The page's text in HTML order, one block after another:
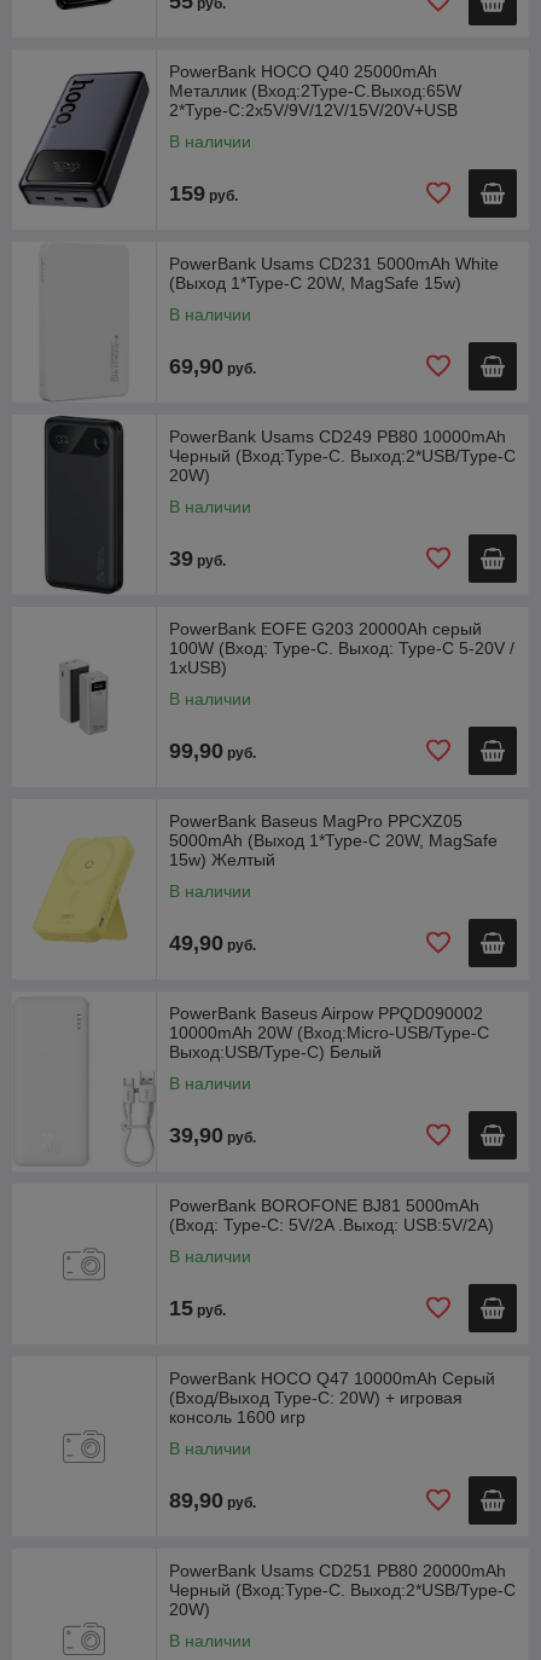
PowerBank HOCO Q40 25000mAh
Металлик (Вход:2Type-C.Выход:65W
2*Type-C:2x5V/9V/12V/15V/20V+USB
В наличии
159 руб.
PowerBank Usams CD231 5000mAh White
(Выход 1*Type-C 20W, MagSafe 15w)
В наличии
69,90 руб.
PowerBank Usams CD249 PB80 10000mAh
Черный (Вход:Type-C. Выход:2*USB/Type-C
20W)
В наличии
39 руб.
PowerBank EOFE G203 20000Ah серый
100W (Вход: Type-C. Выход: Type-C 5-20V /
1xUSB)
В наличии
99,90 руб.
PowerBank Baseus MagPro PPCXZ05
5000mAh (Выход 1*Type-C 20W, MagSafe
15w) Желтый
В наличии
49,90 руб.
PowerBank Baseus Airpow PPQD090002
10000mAh 20W (Вход:Micro-USB/Type-C
Выход:USB/Type-C) Белый
В наличии
39,90 руб.
PowerBank BOROFONE BJ81 5000mAh
(Вход: Type-C: 5V/2A .Выход: USB:5V/2A)
В наличии
15 руб.
PowerBank HOCO Q47 10000mAh Серый
(Вход/Выход Type-C: 20W) + игровая
консоль 1600 игр
В наличии
89,90 руб.
PowerBank Usams CD251 PB80 20000mAh
Черный (Вход:Type-C. Выход:2*USB/Type-C
20W)
В наличии